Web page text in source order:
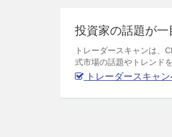
投資家の話題が
トレーダースキャンは、
式市場の話題やトレンド
トレーダースキャ